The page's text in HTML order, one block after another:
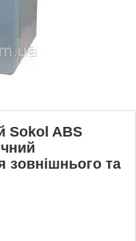
Sokol ABS
зовнішнього та